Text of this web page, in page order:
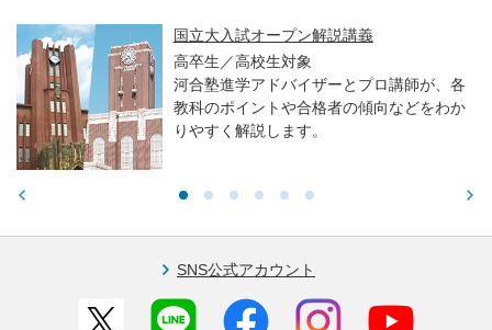
親子で学ぶ！大学入試セミナー ～東大・京
大・医学科編～
高校生／中学生／保護者対象
東大・京大・医学部医学科入試で求められ
る力や学習アドバイスをお伝えします。
SNS公式アカウント